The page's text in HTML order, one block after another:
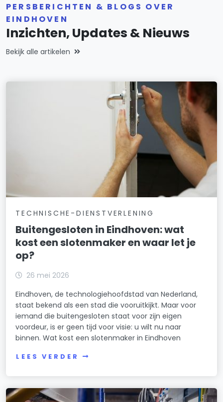
PERSBERICHTEN & BLOGS OVER
EINDHOVEN
Inzichten, Updates & Nieuws
Bekijk alle artikelen
TECHNISCHE-DIENSTVERLENING
Buitengesloten in Eindhoven: wat
kost een slotenmaker en waar let je
op?
26 mei 2026
Eindhoven, de technologiehoofdstad van Nederland,
staat bekend als een stad die vooruitkijkt. Maar voor
iemand die buitengesloten staat voor zijn eigen
voordeur, is er geen tijd voor visie: u wilt nu naar
binnen. Wat kost een slotenmaker in Eindhoven
LEES VERDER